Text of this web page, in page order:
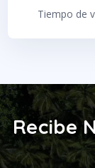
Tiempo de
Recibe